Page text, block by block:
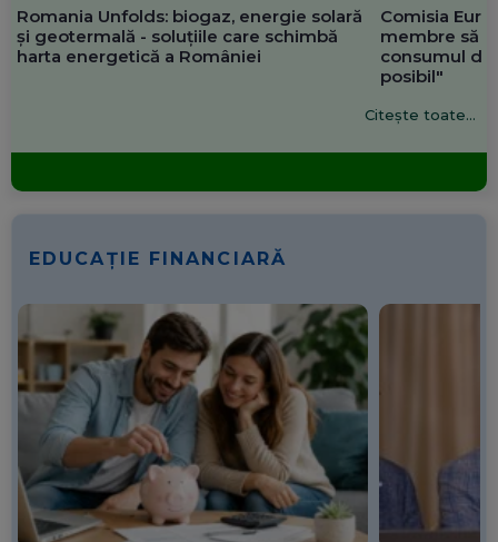
Romania Unfolds: biogaz, energie solară
și geotermală - soluțiile care schimbă
harta energetică a României
Comisia
membre să
consumul de
posibil"
Citește toate...
EDUCAȚIE FINANCIARĂ